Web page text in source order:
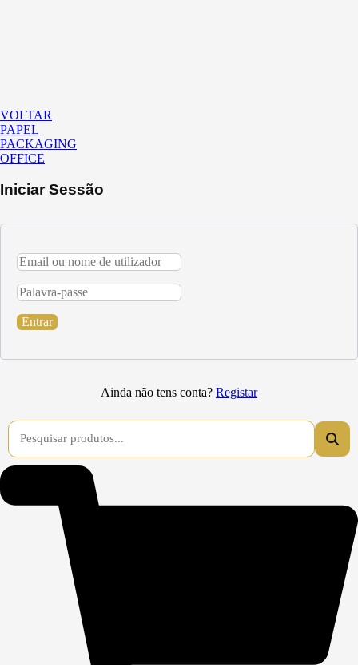
VOLTAR
PAPEL
PACKAGING
OFFICE
Iniciar Sessão
Entrar
Ainda não tens conta? Registar